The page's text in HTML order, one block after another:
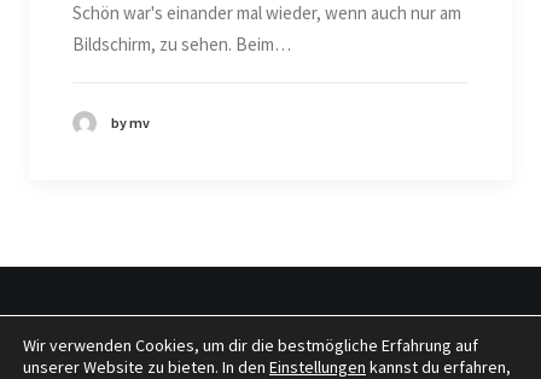
Schön war's einander mal wieder, wenn auch nur am
Bildschirm, zu sehen. Beim…
by mv
© 2026 tragwerkeplus. All rights reserved
Wir verwenden Cookies, um dir die bestmögliche Erfahrung auf
unserer Website zu bieten. In den Einstellungen kannst du erfahren,